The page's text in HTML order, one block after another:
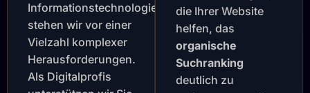
Informationstechnologie
stehen wir vor einer
Vielzahl komplexer
Herausforderungen.
Als Digitalprofis
die Ihrer Website
helfen, das
organische
Suchranking
deutlich zu